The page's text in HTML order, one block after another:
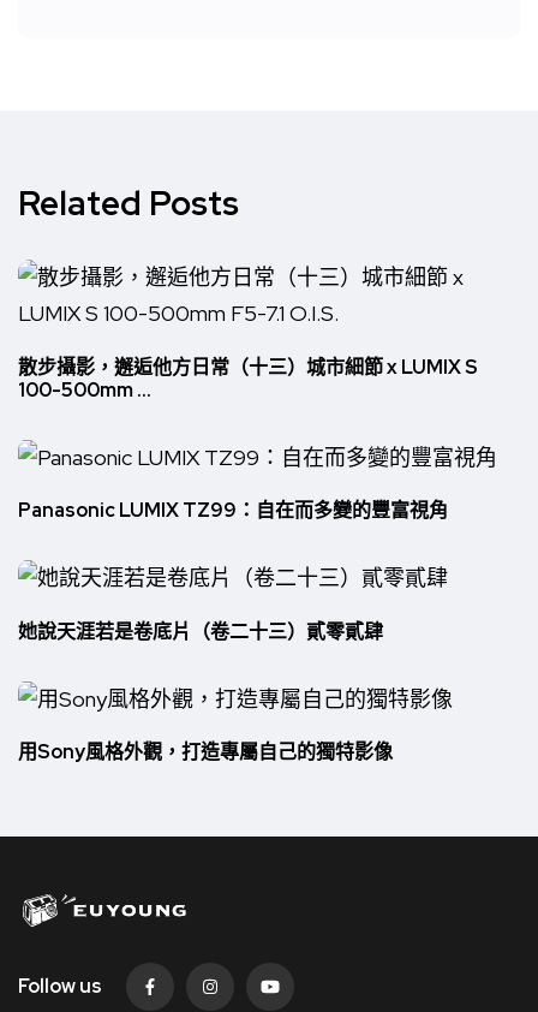
Related Posts
散步攝影，邂逅他方日常（十三）城市細節 x LUMIX S
100-500mm ...
Panasonic LUMIX TZ99：自在而多變的豐富視角
她說天涯若是卷底片（卷二十三）貳零貳肆
用Sony風格外觀，打造專屬自己的獨特影像
Follow us